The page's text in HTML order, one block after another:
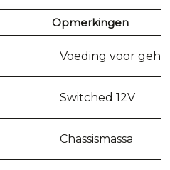
Opmerkingen
Voeding voor
Switched 12V
Chassismassa